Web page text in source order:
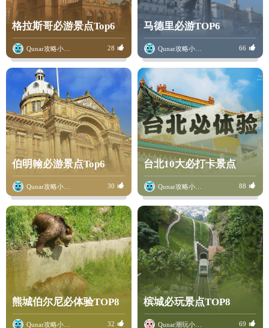
格拉斯哥必游景点Top6
28
马德里必游TOP6
66
伯明翰必游景点Top6
30
台北10大必打卡景点
88
熊城伯尔尼必体验TOP8
32
槟城必玩景点TOP8
69